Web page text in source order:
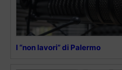
I “non lavori” di Palermo